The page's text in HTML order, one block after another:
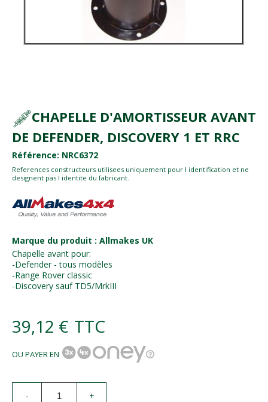
CHAPELLE D'AMORTISSEUR AVANT
DE DEFENDER, DISCOVERY 1 ET RRC
Référence: NRC6372
References constructeurs utilisees uniquement pour l identification et ne
designent pas l identite du fabricant.
Marque du produit : Allmakes UK
Chapelle avant pour:
-Defender - tous modèles
-Range Rover classic
-Discovery sauf TD5/MrkIII
39,12 € TTC
OU PAYER EN
- +